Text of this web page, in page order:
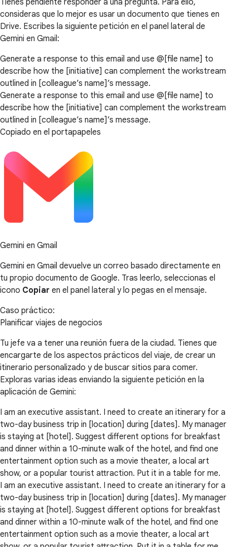
Tienes pendiente responder a una pregunta. Para ello,
consideras que lo mejor es usar un documento que tienes en
Drive. Escribes la siguiente petición en el panel lateral de
Gemini en Gmail:
Generate a response to this email and use @[file name] to
describe how the [initiative] can complement the workstream
outlined in [colleague’s name]’s message.
Generate a response to this email and use @[file name] to
describe how the [initiative] can complement the workstream
outlined in [colleague’s name]’s message.
Copiado en el portapapeles
Gemini en Gmail
Gemini en Gmail devuelve un correo basado directamente en
tu propio documento de Google. Tras leerlo, seleccionas el
icono Copiar en el panel lateral y lo pegas en el mensaje.
Caso práctico:
Planificar viajes de negocios
Tu jefe va a tener una reunión fuera de la ciudad. Tienes que
encargarte de los aspectos prácticos del viaje, de crear un
itinerario personalizado y de buscar sitios para comer.
Exploras varias ideas enviando la siguiente petición en la
aplicación de Gemini:
I am an executive assistant. I need to create an itinerary for a
two-day business trip in [location] during [dates]. My manager
is staying at [hotel]. Suggest different options for breakfast
and dinner within a 10-minute walk of the hotel, and find one
entertainment option such as a movie theater, a local art
show, or a popular tourist attraction. Put it in a table for me.
I am an executive assistant. I need to create an itinerary for a
two-day business trip in [location] during [dates]. My manager
is staying at [hotel]. Suggest different options for breakfast
and dinner within a 10-minute walk of the hotel, and find one
entertainment option such as a movie theater, a local art